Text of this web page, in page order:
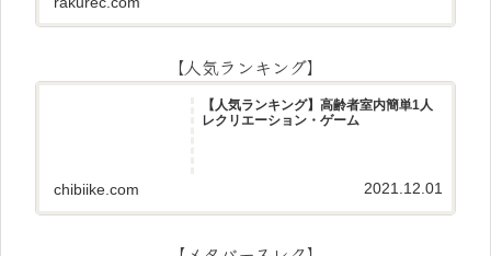
【人気ランキング】
【人気ランキング】高齢者室内簡単1人
レクリエーション・ゲーム
chibiike.com 2021.12.01